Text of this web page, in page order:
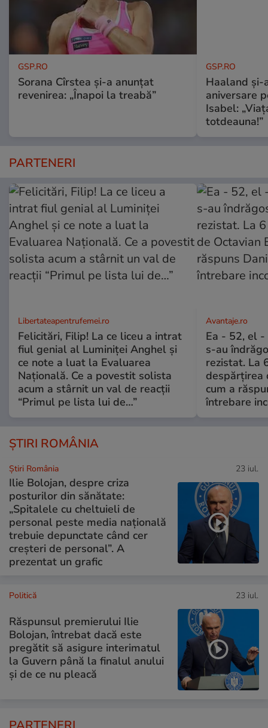
GSP.RO
Sorana Cîrstea și-a anunțat
revenirea: „Înapoi la treabă”
GSP.RO
Haaland
aniversare
Isabel:
totdeauna!”
PARTENERI
Libertateapentrufemei.ro
Felicitări, Filip! La ce liceu a intrat
fiul genial al Luminiței Anghel și
ce note a luat la Evaluarea
Națională. Ce a povestit solista
acum a stârnit un val de reacții
“Primul pe lista lui de…”
Avantaje.ro
Ea - 52, el -
s-au
rezistat. La
despărțirea
cum a
întrebare
ȘTIRI ROMÂNIA
Știri România 23 iul.
Ilie Bolojan, despre criza
posturilor din sănătate:
„Spitalele cu cheltuieli de
personal peste media națională
trebuie depunctate când cer
creșteri de personal”. A
prezentat un grafic
Politică 23 iul.
Răspunsul premierului Ilie
Bolojan, întrebat dacă este
pregătit să asigure interimatul
la Guvern până la finalul anului
și de ce nu pleacă